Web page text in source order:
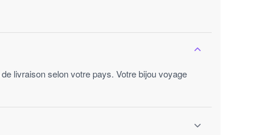
de livraison selon votre pays. Votre bijou voyage